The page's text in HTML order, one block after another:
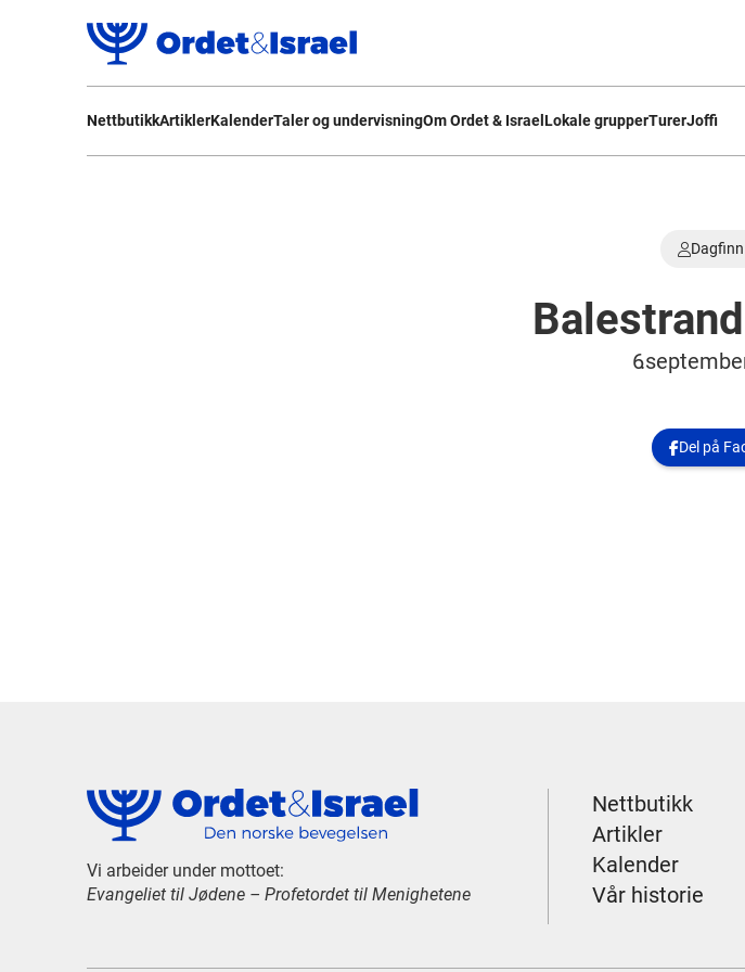
NettbutikkArtiklerKalenderTaler og undervisningOm Ordet & Israel Lokale grupperTurerJoffi

6.
Del på
Vi arbeider under mottoet:
Evangeliet til Jødene – Profetordet til Menighetene
Nettbutikk
Artikler
Kalender
Vår historie